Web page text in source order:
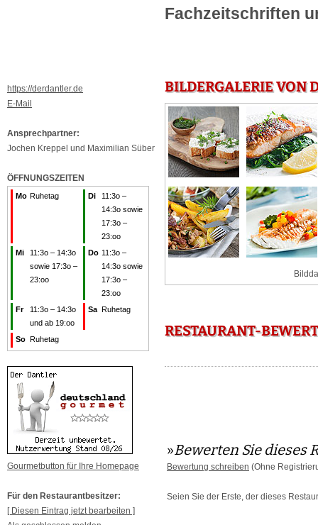
https://derdantler.de
E-Mail
Ansprechpartner:
Jochen Kreppel und Maximilian Süber
ÖFFNUNGSZEITEN
Mo Ruhetag Di
11:3o –
14:3o sowie
17:3o –
23:oo
Mi
11:3o – 14:3o
sowie 17:3o –
23:oo
Do 11:3o –
14:3o sowie
17:3o –
23:oo
Fr
11:3o – 14:3o
und ab 19:oo
Sa Ruhetag
So Ruhetag
Gourmetbutton für Ihre Homepage
Für den Restaurantbesitzer:
[ Diesen Eintrag jetzt bearbeiten ]
Fachzeitschriften
BILDERGALERIE VON
RESTAURANT-
»Bewerten Sie dieses
Bewertung schreiben (Ohne
Seien Sie der Erste, der dieses